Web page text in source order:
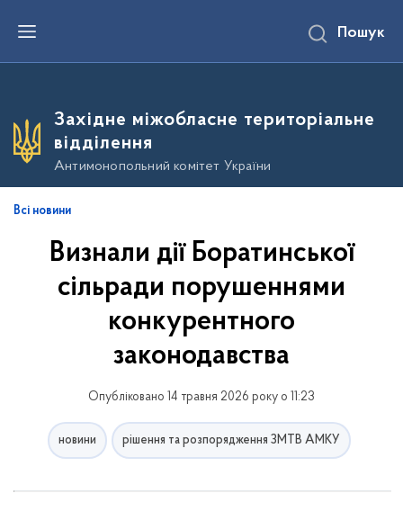
е
о
о
в
Пошук
Західне міжобласне територіальне
відділення
Антимонопольний комітет України
Всі новини
Визнали дії Боратинської
сільради порушеннями
конкурентного
законодавства
Опубліковано 14 травня 2026 року о 11:23
новини рішення та розпорядження ЗМТВ АМКУ